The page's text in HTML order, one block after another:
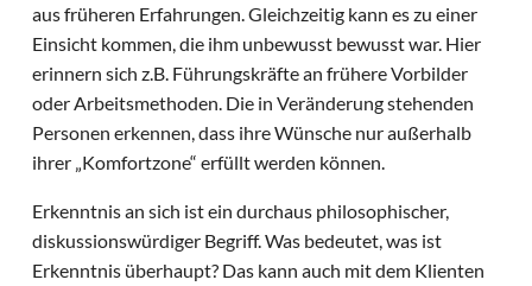
aus früheren Erfahrungen. Gleichzeitig kann es zu einer
Einsicht kommen, die ihm unbewusst bewusst war. Hier
erinnern sich z.B. Führungskräfte an frühere Vorbilder
oder Arbeitsmethoden. Die in Veränderung stehenden
Personen erkennen, dass ihre Wünsche nur außerhalb
ihrer „Komfortzone“ erfüllt werden können.
Erkenntnis an sich ist ein durchaus philosophischer,
diskussionswürdiger Begriff. Was bedeutet, was ist
Erkenntnis überhaupt? Das kann auch mit dem Klienten